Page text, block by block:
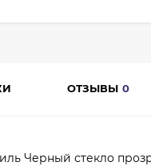
ОТЗЫВЫ 0
Черный стекло